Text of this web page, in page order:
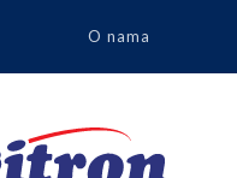
O nama